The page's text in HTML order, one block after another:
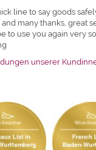
line to say goods
many thanks, great
to use you again very
unserer